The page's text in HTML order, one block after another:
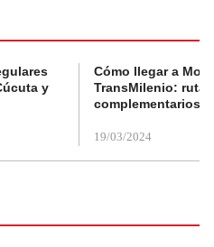
y
Cómo llegar a
TransMilenio:
complementarios
19/03/2024